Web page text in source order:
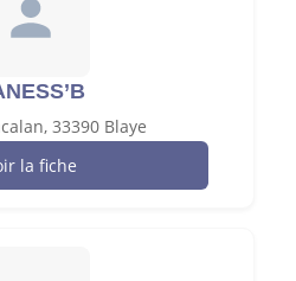
33390 Blaye
la fiche